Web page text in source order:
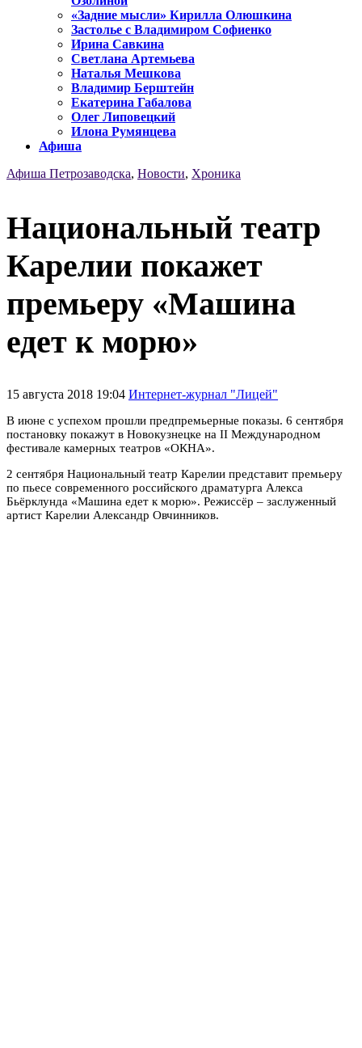
«Задние мысли» Кирилла Олюшкина
Застолье с Владимиром Софиенко
Ирина Савкина
Светлана Артемьева
Наталья Мешкова
Владимир Берштейн
Екатерина Габалова
Олег Липовецкий
Илона Румянцева
Афиша
Афиша Петрозаводска, Новости, Хроника
Национальный театр
Карелии покажет
премьеру «Машина
едет к морю»
15 августа 2018 19:04 Интернет-журнал "Лицей"
В июне с успехом прошли предпремьерные показы. 6 сентября
постановку покажут в Новокузнецке на II Международном
фестивале камерных театров «ОКНА».
2 сентября Национальный театр Карелии представит премьеру
по пьесе современного российского драматурга Алекса
Бьёрклунда «Машина едет к морю». Режиссёр – заслуженный
артист Карелии Александр Овчинников.